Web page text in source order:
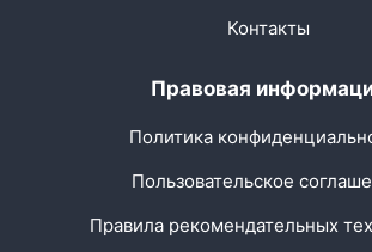
Контакты
Правовая
Политика
Пользовательское
Правила рекомендательных